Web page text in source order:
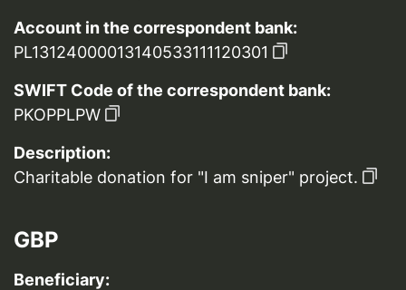
Account in the correspondent bank:
PL13124000013140533111120301
SWIFT Code of the correspondent bank:
PKOPPLPW
Description:
Charitable donation for "I am sniper" project.
GBP
Beneficiary: